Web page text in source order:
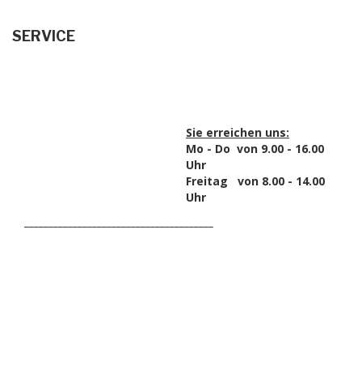
SERVICE
Sie erreichen uns:
Mo - Do von 9.00 - 16.00
Uhr
Freitag von 8.00 - 14.00
Uhr